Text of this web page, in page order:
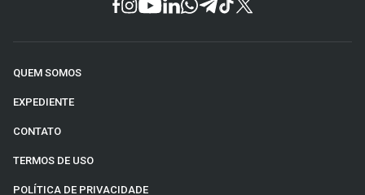
QUEM SOMOS
EXPEDIENTE
CONTATO
TERMOS DE USO
POLÍTICA DE PRIVACIDADE